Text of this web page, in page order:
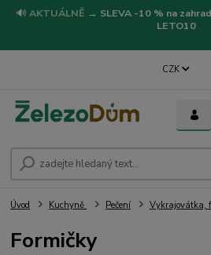
🔊 AKTUÁLNĚ → SLEVA -10 % na
LETO10
CZK
Úvod Kuchyně Pečení Vykrajovátka,
Formičky